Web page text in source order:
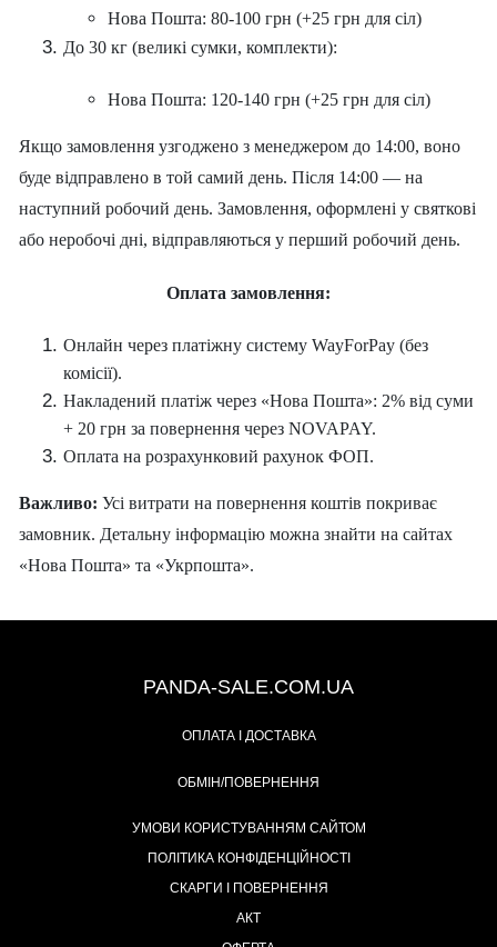
Нова Пошта: 80-100 грн (+25 грн для сіл)
До 30 кг (великі сумки, комплекти):
Нова Пошта: 120-140 грн (+25 грн для сіл)
Якщо замовлення узгоджено з менеджером до 14:00, воно
буде відправлено в той самий день. Після 14:00 — на
наступний робочий день. Замовлення, оформлені у святкові
або неробочі дні, відправляються у перший робочий день.
Оплата замовлення:
Онлайн через платіжну систему WayForPay (без
комісії).
Накладений платіж через «Нова Пошта»: 2% від суми
+ 20 грн за повернення через NOVAPAY.
Оплата на розрахунковий рахунок ФОП.
Важливо: Усі витрати на повернення коштів покриває
замовник. Детальну інформацію можна знайти на сайтах
«Нова Пошта» та «Укрпошта».
PANDA-SALE.COM.UA
ОПЛАТА І ДОСТАВКА
ОБМІН/ПОВЕРНЕННЯ
УМОВИ КОРИСТУВАННЯМ САЙТОМ
ПОЛІТИКА КОНФІДЕНЦІЙНОСТІ
СКАРГИ І ПОВЕРНЕННЯ
АКТ